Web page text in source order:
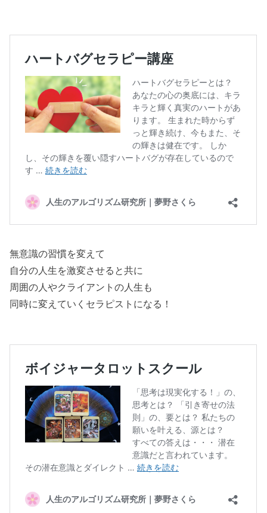
無意識の習慣を変えて
自分の人生を激変させると共に
周囲の人やクライアントの人生も
同時に変えていくセラピストになる！